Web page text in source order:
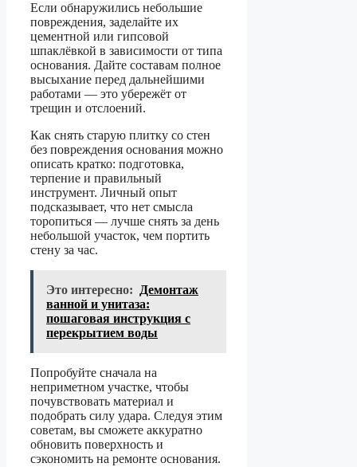
Если обнаружились небольшие
повреждения, заделайте их
цементной или гипсовой
шпаклёвкой в зависимости от типа
основания. Дайте составам полное
высыхание перед дальнейшими
работами — это убережёт от
трещин и отслоений.
Как снять старую плитку со стен
без повреждения основания можно
описать кратко: подготовка,
терпение и правильный
инструмент. Личный опыт
подсказывает, что нет смысла
торопиться — лучше снять за день
небольшой участок, чем портить
стену за час.
Это интересно:
Демонтаж
ванной и унитаза:
пошаговая инструкция с
перекрытием воды
Попробуйте сначала на
неприметном участке, чтобы
почувствовать материал и
подобрать силу удара. Следуя этим
советам, вы сможете аккуратно
обновить поверхность и
сэкономить на ремонте основания.